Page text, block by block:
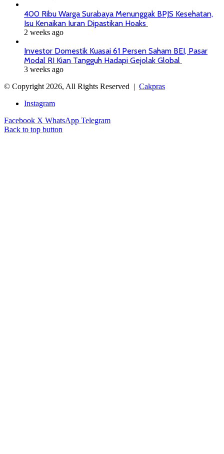
400 Ribu Warga Surabaya Menunggak BPJS Kesehatan,
Isu Kenaikan Iuran Dipastikan Hoaks
2 weeks ago
Investor Domestik Kuasai 61 Persen Saham BEI, Pasar
Modal RI Kian Tangguh Hadapi Gejolak Global
3 weeks ago
© Copyright 2026, All Rights Reserved | Cakpras
Instagram
Facebook X WhatsApp Telegram
Back to top button